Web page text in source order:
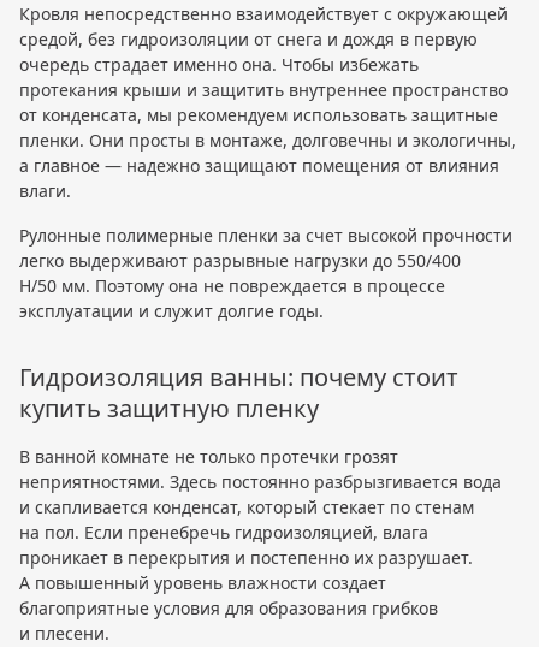
Кровля непосредственно взаимодействует с окружающей
средой, без гидроизоляции от снега и дождя в первую
очередь страдает именно она. Чтобы избежать
протекания крыши и защитить внутреннее пространство
от конденсата, мы рекомендуем использовать защитные
пленки. Они просты в монтаже, долговечны и экологичны,
а главное — надежно защищают помещения от влияния
влаги.
Рулонные полимерные пленки за счет высокой прочности
легко выдерживают разрывные нагрузки до 550/400
Н/50 мм. Поэтому она не повреждается в процессе
эксплуатации и служит долгие годы.
Гидроизоляция ванны: почему стоит
купить защитную пленку
В ванной комнате не только протечки грозят
неприятностями. Здесь постоянно разбрызгивается вода
и скапливается конденсат, который стекает по стенам
на пол. Если пренебречь гидроизоляцией, влага
проникает в перекрытия и постепенно их разрушает.
А повышенный уровень влажности создает
благоприятные условия для образования грибков
и плесени.